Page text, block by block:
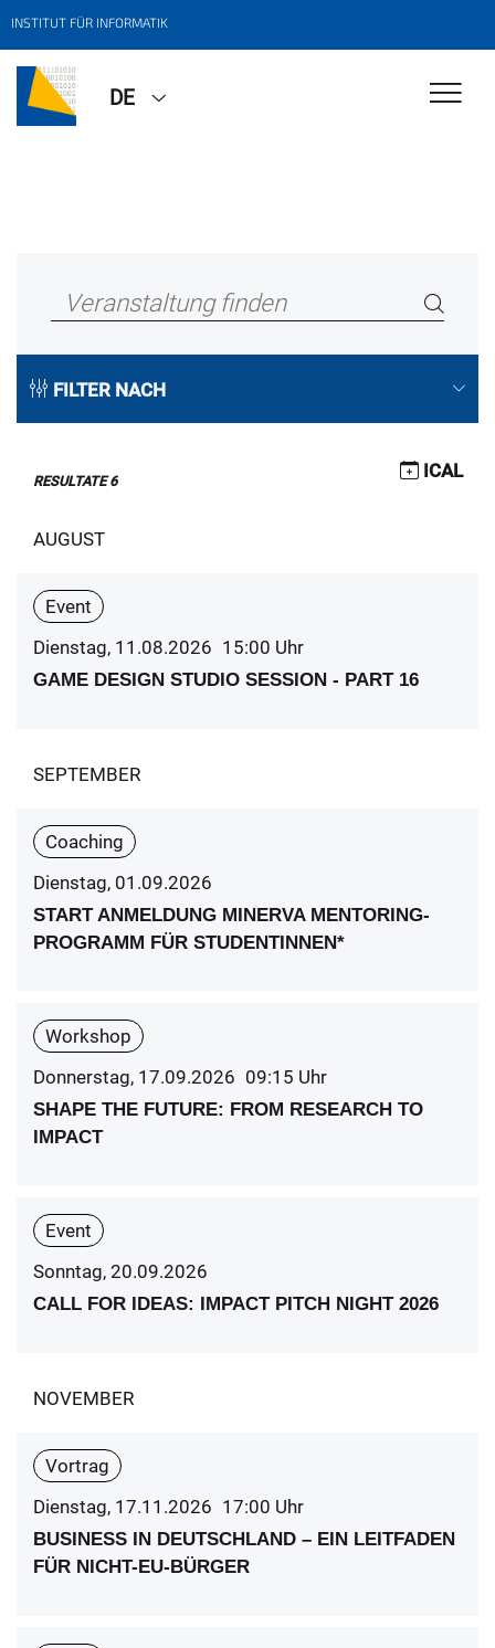
INSTITUT FÜR INFORMATIK
DE
FILTER NACH
RESULTATE6 ICAL
AUGUST
Event
Dienstag, 11.08.2026 15:00 Uhr
GAME DESIGN STUDIO SESSION - PART 16
SEPTEMBER
Coaching
Dienstag, 01.09.2026
START ANMELDUNG MINERVA MENTORING-
PROGRAMM FÜR STUDENTINNEN*
Workshop
Donnerstag, 17.09.2026 09:15 Uhr
SHAPE THE FUTURE: FROM RESEARCH TO
IMPACT
Event
Sonntag, 20.09.2026
CALL FOR IDEAS: IMPACT PITCH NIGHT 2026
NOVEMBER
Vortrag
Dienstag, 17.11.2026 17:00 Uhr
BUSINESS IN DEUTSCHLAND – EIN LEITFADEN
FÜR NICHT-EU-BÜRGER